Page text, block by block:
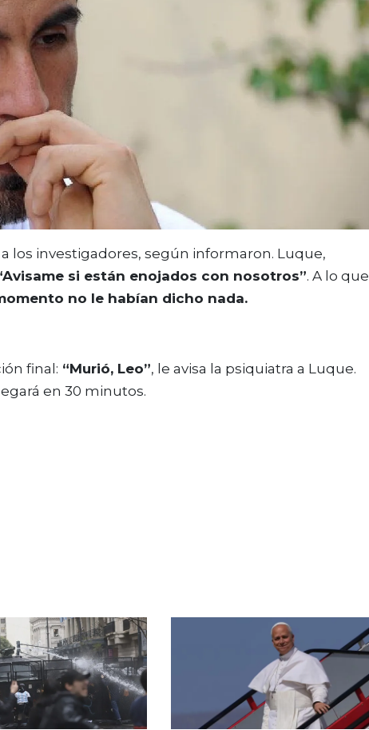
los investigadores, según informaron. Luque,
si están enojados con nosotros”. A lo que
no le habían dicho nada.
final: “Murió, Leo”, le avisa la psiquiatra a Luque.
en 30 minutos.